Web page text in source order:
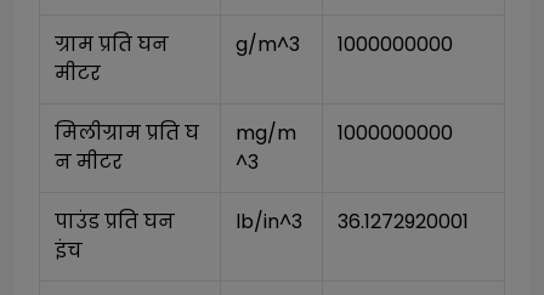
ग्राम प्रति घन
मीटर
g/m^3 1000000000
मिलीग्राम प्रति घ
न मीटर
mg/m
^3
1000000000
पाउंड प्रति घन
इंच
lb/in^3 36.1272920001